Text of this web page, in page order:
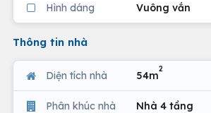
Hình dáng Vuông vắn
Thông tin nhà
Diện tích nhà 54m
2
Phân khúc nhà Nhà 4 tầng